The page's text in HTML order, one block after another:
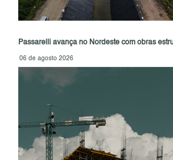
Passarelli avança no Nordeste com obras
06 de agosto 2026